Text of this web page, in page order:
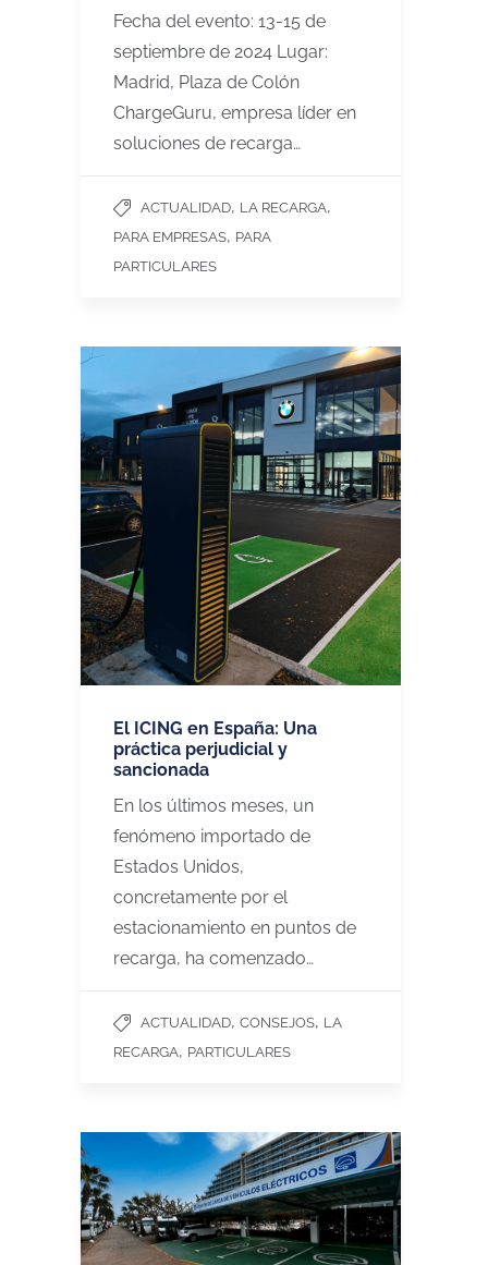
Fecha del evento: 13-15 de
septiembre de 2024 Lugar:
Madrid, Plaza de Colón
ChargeGuru, empresa líder en
soluciones de recarga…
ACTUALIDAD, LA RECARGA,
PARA EMPRESAS, PARA
PARTICULARES
El ICING en España: Una
práctica perjudicial y
sancionada
En los últimos meses, un
fenómeno importado de
Estados Unidos,
concretamente por el
estacionamiento en puntos de
recarga, ha comenzado…
ACTUALIDAD, CONSEJOS, LA
RECARGA, PARTICULARES